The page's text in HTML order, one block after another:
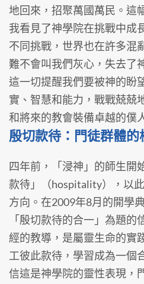
地回來，招聚萬國萬民。這
我看見了神學院在挑戰中成
不同挑戰，世界也在許多混
難不會叫我們灰心，失去了
這一切提醒我們要被神的盼
實、智慧和能力，戰戰兢兢
和將來的教會裝備卓越的僕
殷切款待：門徒群體的
四年前，「浸神」的師生開
款待」（hospitality），以
方向。在2009年8月的開學
「殷切款待的合一」為題
經的教導，是屬靈生命的實
工彼此款待，學習成為一個
信這是神學院的靈性表現，